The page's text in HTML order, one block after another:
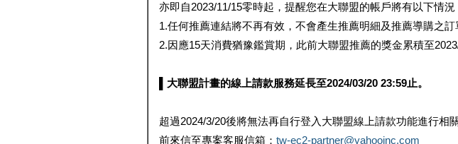
亦即自2023/11/15零時起，提醒您在大聯盟的帳戶將有以下情況
1.任何推薦連結將不再有效，不會產生推薦明細及推薦導購之訂
2.因應15天消費猶豫鑑賞期，此前大聯盟推薦的獎金累積至2023/
▌大聯盟計畫的線上請款服務延長至2024/03/20 23:59止。
超過2024/3/20後將無法再自行登入大聯盟線上請款功能進行相
前來信至專案客服信箱： tw-ec2-partner@yahooinc.com